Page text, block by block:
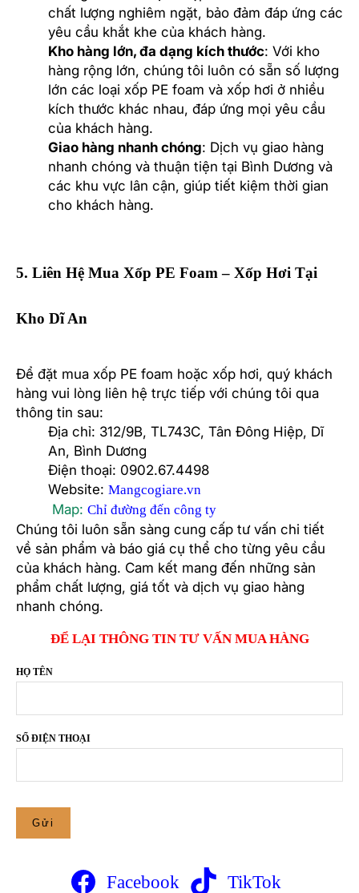
chất lượng nghiêm ngặt, bảo đảm đáp ứng các
yêu cầu khắt khe của khách hàng.
Kho hàng lớn, đa dạng kích thước: Với kho
hàng rộng lớn, chúng tôi luôn có sẵn số lượng
lớn các loại xốp PE foam và xốp hơi ở nhiều
kích thước khác nhau, đáp ứng mọi yêu cầu
của khách hàng.
Giao hàng nhanh chóng: Dịch vụ giao hàng
nhanh chóng và thuận tiện tại Bình Dương và
các khu vực lân cận, giúp tiết kiệm thời gian
cho khách hàng.
5. Liên Hệ Mua Xốp PE Foam – Xốp Hơi Tại
Kho Dĩ An
Để đặt mua xốp PE foam hoặc xốp hơi, quý khách
hàng vui lòng liên hệ trực tiếp với chúng tôi qua
thông tin sau:
Địa chỉ: 312/9B, TL743C, Tân Đông Hiệp, Dĩ
An, Bình Dương
Điện thoại: 0902.67.4498
Website: Mangcogiare.vn
Map: Chỉ đường đến công ty
Chúng tôi luôn sẵn sàng cung cấp tư vấn chi tiết
về sản phẩm và báo giá cụ thể cho từng yêu cầu
của khách hàng. Cam kết mang đến những sản
phẩm chất lượng, giá tốt và dịch vụ giao hàng
nhanh chóng.
ĐỂ LẠI THÔNG TIN TƯ VẤN MUA HÀNG
HỌ TÊN
SỐ ĐIỆN THOẠI
Facebook
TikTok